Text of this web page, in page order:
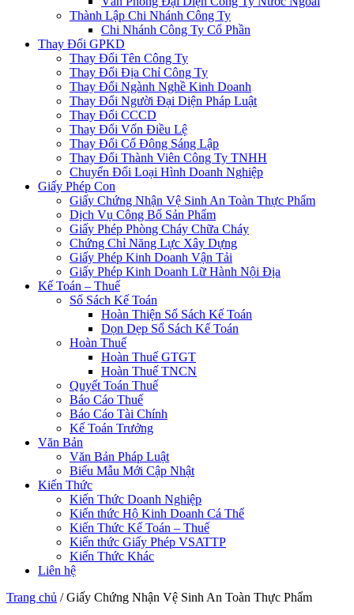
Thành Lập Chi Nhánh Công Ty
Chi Nhánh Công Ty Cổ Phần
Thay Đổi GPKD
Thay Đổi Tên Công Ty
Thay Đổi Địa Chỉ Công Ty
Thay Đổi Ngành Nghề Kinh Doanh
Thay Đổi Người Đại Diện Pháp Luật
Thay Đổi CCCD
Thay Đổi Vốn Điều Lệ
Thay Đổi Cổ Đông Sáng Lập
Thay Đổi Thành Viên Công Ty TNHH
Chuyển Đổi Loại Hình Doanh Nghiệp
Giấy Phép Con
Giấy Chứng Nhận Vệ Sinh An Toàn Thực Phẩm
Dịch Vụ Công Bố Sản Phẩm
Giấy Phép Phòng Cháy Chữa Cháy
Chứng Chỉ Năng Lực Xây Dựng
Giấy Phép Kinh Doanh Vận Tải
Giấy Phép Kinh Doanh Lữ Hành Nội Địa
Kế Toán – Thuế
Sổ Sách Kế Toán
Hoàn Thiện Sổ Sách Kế Toán
Dọn Dẹp Sổ Sách Kế Toán
Hoàn Thuế
Hoàn Thuế GTGT
Hoàn Thuế TNCN
Quyết Toán Thuế
Báo Cáo Thuế
Báo Cáo Tài Chính
Kế Toán Trưởng
Văn Bản
Văn Bản Pháp Luật
Biểu Mẫu Mới Cập Nhật
Kiến Thức
Kiến Thức Doanh Nghiệp
Kiến thức Hộ Kinh Doanh Cá Thể
Kiến Thức Kế Toán – Thuế
Kiến thức Giấy Phép VSATTP
Kiến Thức Khác
Liên hệ
Trang chủ /Giấy Chứng Nhận Vệ Sinh An Toàn Thực Phẩm